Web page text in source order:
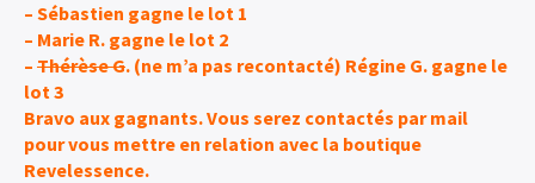
– Sébastien gagne le lot 1
– Marie R. gagne le lot 2
– Thérèse G. (ne m’a pas recontacté) Régine G. gagne le
lot 3
Bravo aux gagnants. Vous serez contactés par mail
pour vous mettre en relation avec la boutique
Revelessence.